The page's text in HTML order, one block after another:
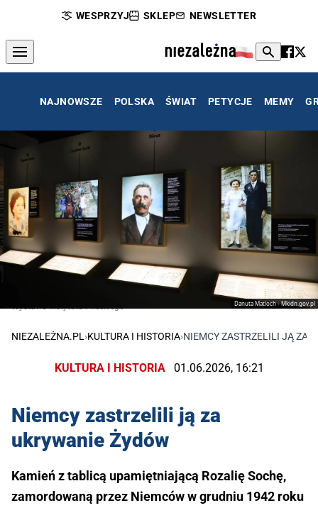
WESPRZYJ SKLEP NEWSLETTER
NAJNOWSZE POLSKA ŚWIAT PETYCJE MEMY
Danuta Matloch - Mkidn.gov.pl
Wystawa Instytutu Pileckiego
NIEZALEŻNA.PL ›KULTURA I HISTORIA›NIEMCY ZASTRZELILI JĄ ZA
KULTURA I HISTORIA 01.06.2026, 16:21
Niemcy zastrzelili ją za
ukrywanie Żydów
Kamień z tablicą upamiętniającą Rozalię Sochę,
zamordowaną przez Niemców w grudniu 1942 roku